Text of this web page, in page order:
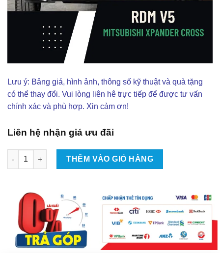
Lưu ý: Bảng giá, hình ảnh, thông số kỹ thuật và quà tặng
có thể thay đổi. Vui lòng liên hê trực tiếp để được tư vấn
chính xác và phù hợp. Xin cảm ơn!
Liên hệ nhận giá ưu đãi
Độ Body Kit RDM V5 Cho Mitsubishi Xpander Cross Tại
THÊM VÀO GIỎ HÀNG